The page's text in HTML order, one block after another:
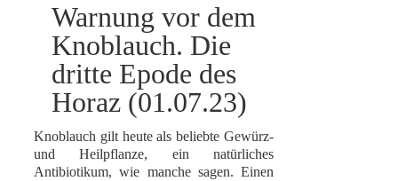
Warnung vor dem
Knoblauch. Die
dritte Epode des
Horaz (01.07.23)
Knoblauch gilt heute als beliebte Gewürz-
und Heilpflanze, ein natürliches
Antibiotikum, wie manche sagen. Einen